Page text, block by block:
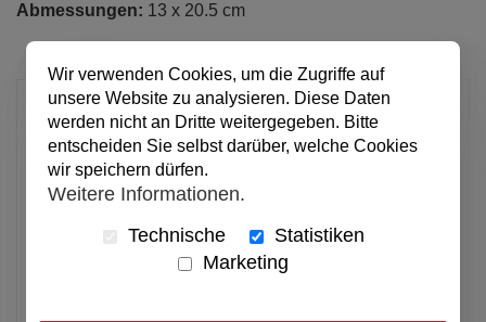
Abmessungen: 13 x 20.5 cm
12,80 €
pro Stück
In den Warenkorb
Wir verwenden Cookies, um die Zugriffe auf
unsere Website zu analysieren. Diese Daten
werden nicht an Dritte weitergegeben. Bitte
entscheiden Sie selbst darüber, welche Cookies
wir speichern dürfen.
Weitere Informationen.
Technische
Statistiken
Marketing